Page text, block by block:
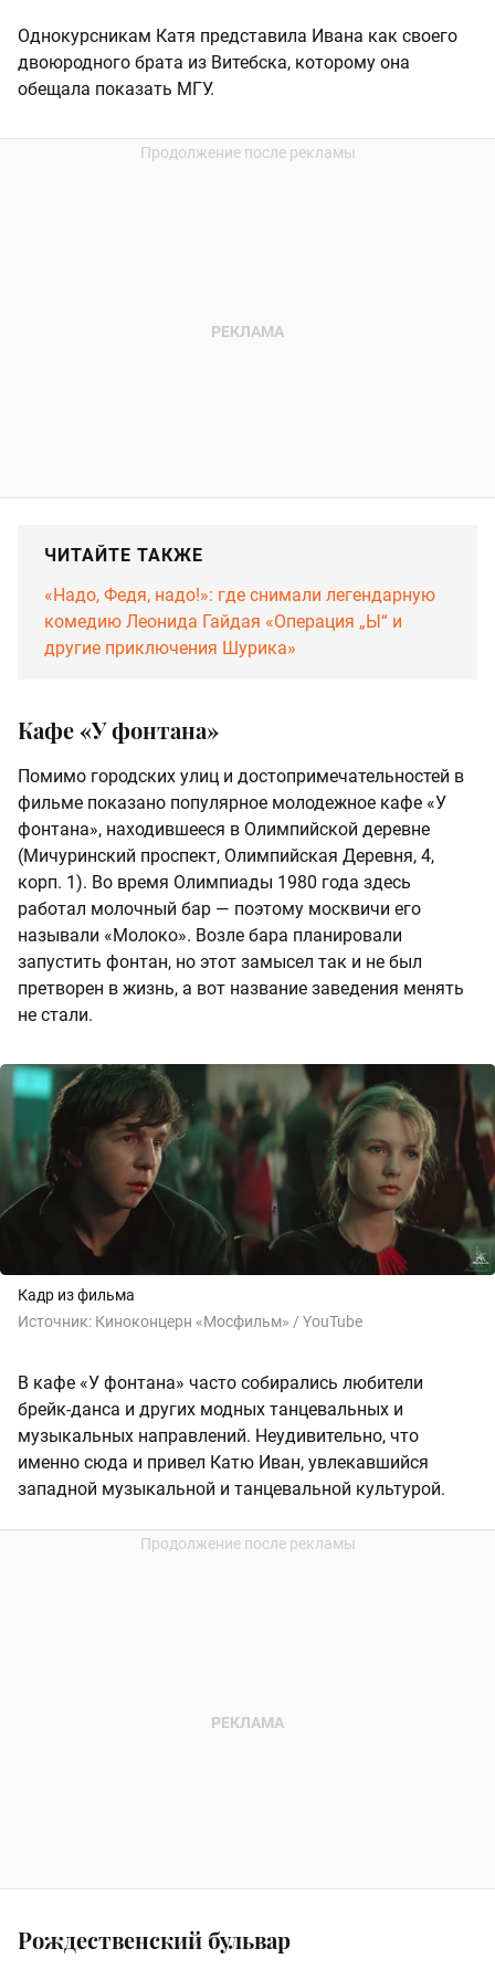
Однокурсникам Катя представила Ивана как своего
двоюродного брата из Витебска, которому она
обещала показать МГУ.
ЧИТАЙТЕ ТАКЖЕ
«Надо, Федя, надо!»: где снимали легендарную
комедию Леонида Гайдая «Операция „Ы“ и
другие приключения Шурика»
Кафе «У фонтана»
Помимо городских улиц и достопримечательностей в
фильме показано популярное молодежное кафе «У
фонтана», находившееся в Олимпийской деревне
(Мичуринский проспект, Олимпийская Деревня, 4,
корп. 1). Во время Олимпиады 1980 года здесь
работал молочный бар — поэтому москвичи его
называли «Молоко». Возле бара планировали
запустить фонтан, но этот замысел так и не был
претворен в жизнь, а вот название заведения менять
не стали.
Кадр из фильма
Источник: Киноконцерн «Мосфильм» / YouTube
В кафе «У фонтана» часто собирались любители
брейк-данса и других модных танцевальных и
музыкальных направлений. Неудивительно, что
именно сюда и привел Катю Иван, увлекавшийся
западной музыкальной и танцевальной культурой.
Рождественский бульвар